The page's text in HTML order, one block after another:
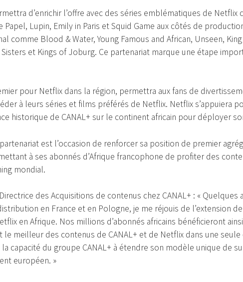
d’enrichir l’offre avec des séries emblématiques de Netflix
Papel, Lupin, Emily in Paris et Squid Game aux côtés de
comme Blood & Water, Young Famous and African, Unseen,
et Kings of Joburg. Ce partenariat marque une étape
pour Netflix dans la région, permettra aux fans de
à leurs séries et films préférés de Netflix. Netflix s’appuiera
historique de CANAL+ sur le continent africain pour déployer
partenariat est l’occasion de renforcer sa position de premier
à ses abonnés d’Afrique francophone de profiter des
mondial.
des Acquisitions de contenus chez CANAL+ : « Quelques
en France et en Pologne, je me réjouis de l’extension
en Afrique. Nos millions d’abonnés africains bénéficieront
le meilleur des contenus de CANAL+ et de Netflix dans une
capacité du groupe CANAL+ à étendre son modèle unique de
européen. »